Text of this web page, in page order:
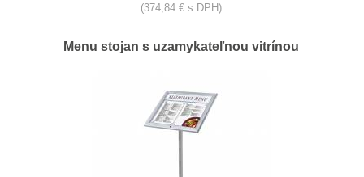
(374,84 € s DPH)
Menu stojan s uzamykateľnou vitrínou